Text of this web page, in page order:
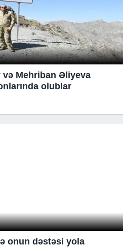
Mehriban Əliyeva
olublar
onun dəstəsi yola